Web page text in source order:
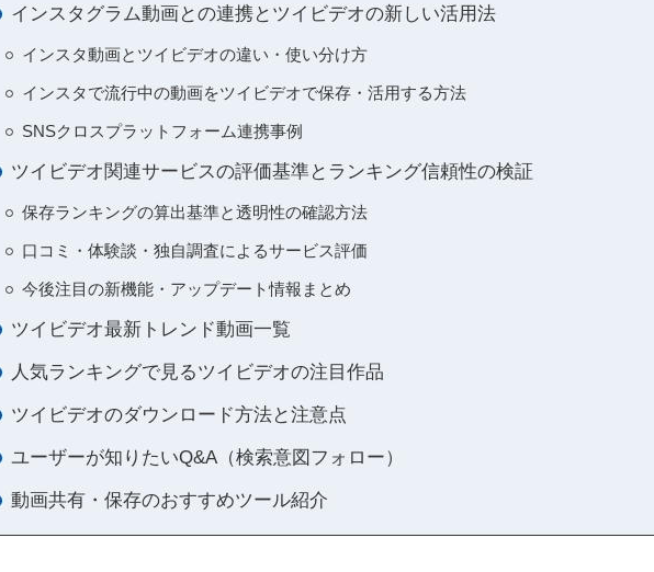
インスタグラム動画との連携とツイビデオの新しい活用法
インスタ動画とツイビデオの違い・使い分け方
インスタで流行中の動画をツイビデオで保存・活用する方法
SNSクロスプラットフォーム連携事例
ツイビデオ関連サービスの評価基準とランキング信頼性の検証
保存ランキングの算出基準と透明性の確認方法
口コミ・体験談・独自調査によるサービス評価
今後注目の新機能・アップデート情報まとめ
ツイビデオ最新トレンド動画一覧
人気ランキングで見るツイビデオの注目作品
ツイビデオのダウンロード方法と注意点
ユーザーが知りたいQ&A（検索意図フォロー）
動画共有・保存のおすすめツール紹介